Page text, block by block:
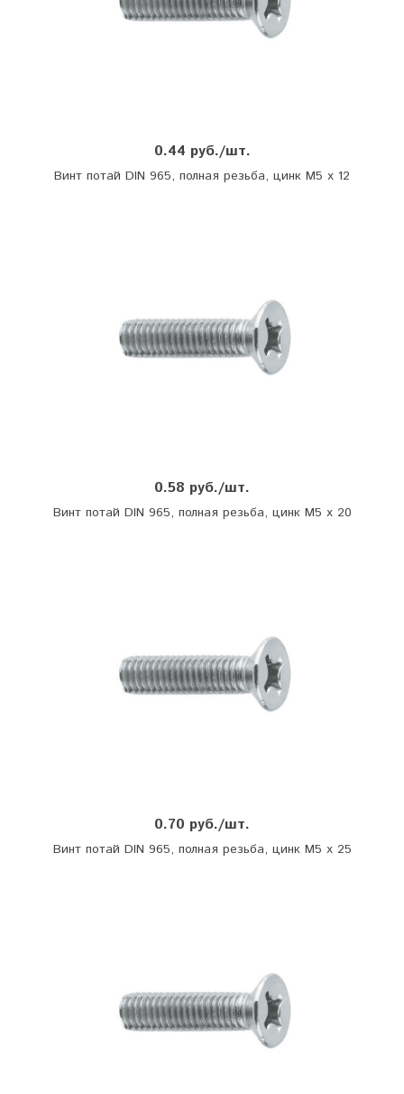
0.44 руб./шт.
Винт потай DIN 965, полная резьба, цинк М5 х 12
0.58 руб./шт.
Винт потай DIN 965, полная резьба, цинк М5 х 20
0.70 руб./шт.
Винт потай DIN 965, полная резьба, цинк М5 х 25